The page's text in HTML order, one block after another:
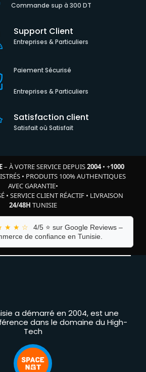
Commande sup à 300 DT
Support Client
Entreprises & Particuliers
Paiement Sécurisé
Entreprises & Particuliers
Satisfaction client
Satisfait où Satisfait
– À VOTRE SERVICE DEPUIS2004• +1000
• PRODUITS 100% AUTHENTIQUES
AVEC GARANTIE•
• SERVICE CLIENT RÉACTIF • LIVRAISON
24/48H TUNISIE
★ ★ ☆
4/5 ⭐ sur Google Reviews –
de confiance en Tunisie.
a démarré en 2004, est une
dans le domaine du High-
Tech